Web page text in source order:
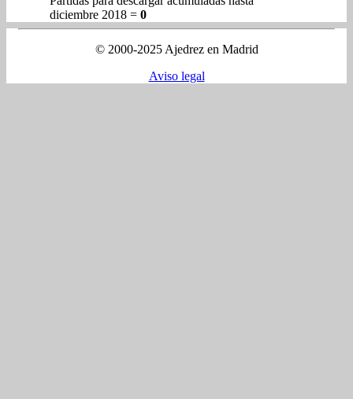
diciembre 2018 = 0
© 2000-2025 Ajedrez en Madrid
Aviso legal